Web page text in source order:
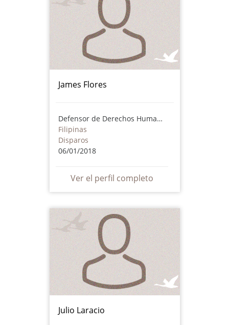
James Flores
Defensor de Derechos Humanos
Filipinas
Disparos
06/01/2018
Ver el perfil completo
Julio Laracio